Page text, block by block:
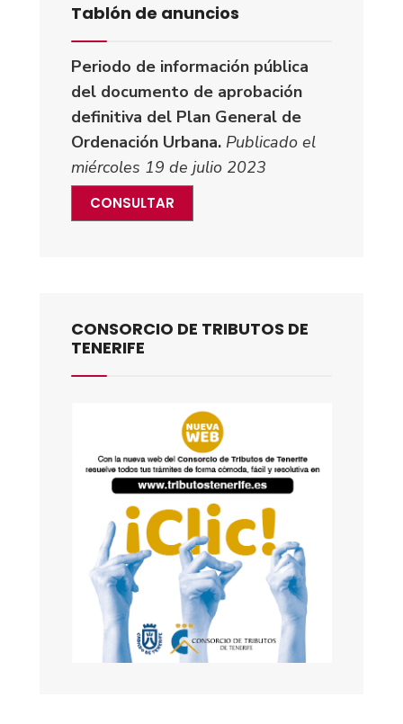
Tablón de anuncios
Periodo de información pública
del documento de aprobación
definitiva del Plan General de
Ordenación Urbana. Publicado el
miércoles 19 de julio 2023
CONSULTAR
CONSORCIO DE TRIBUTOS DE
TENERIFE